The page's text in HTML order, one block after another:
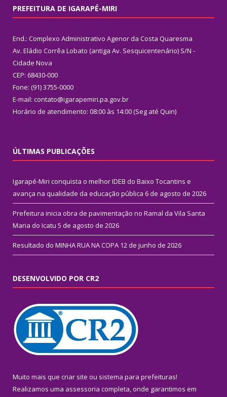
PREFEITURA DE IGARAPÉ-MIRI
End.: Complexo Administrativo Agenor da Costa Quaresma
Av. Eládio Corrêa Lobato (antiga Av. Sesquicentenário) S/N -
Cidade Nova
CEP: 68430-000
Fone: (91) 3755-0000
E-mail: contato@igarapemiri.pa.gov.br
Horário de atendimento: 08:00 às 14:00 (Seg até Quin)
ÚLTIMAS PUBLICAÇÕES
Igarapé-Miri conquista o melhor IDEB do Baixo Tocantins e
avança na qualidade da educação pública 6 de agosto de 2026
Prefeitura inicia obra de pavimentação no Ramal da Vila Santa
Maria do Icatu 5 de agosto de 2026
Resultado do MINHA RUA NA COPA 12 de junho de 2026
DESENVOLVIDO POR CR2
Muito mais que criar site ou sistema para prefeituras!
Realizamos uma assessoria completa, onde garantimos em